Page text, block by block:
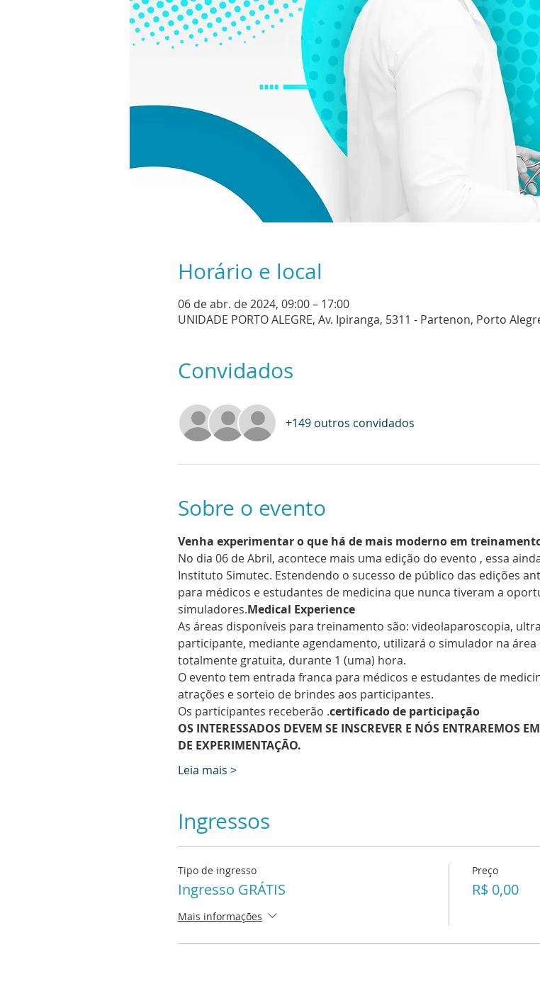
Horário e local
06 de abr. de 2024, 09:00 – 17:00
UNIDADE PORTO ALEGRE, Av. Ipiranga, 5311 - Partenon, Porto
Convidados
+149 outros convidados
Sobre o evento
Venha experimentar o que há de mais moderno em
No dia 06 de Abril, acontece mais uma edição do evento , essa
Instituto Simutec. Estendendo o sucesso de público das edições
para médicos e estudantes de medicina que nunca tiveram a
simuladores.Medical Experience
As áreas disponíveis para treinamento são: videolaparoscopia,
participante, mediante agendamento, utilizará o simulador na
totalmente gratuita, durante 1 (uma) hora.
O evento tem entrada franca para médicos e estudantes de
atrações e sorteio de brindes aos participantes.
Os participantes receberão .certificado de participação
OS INTERESSADOS DEVEM SE INSCREVER E NÓS ENTRAREMOS
DE EXPERIMENTAÇÃO.
Leia mais >
Ingressos
Tipo de ingresso
Ingresso GRÁTIS
Mais informações
Preço
R$ 0,00